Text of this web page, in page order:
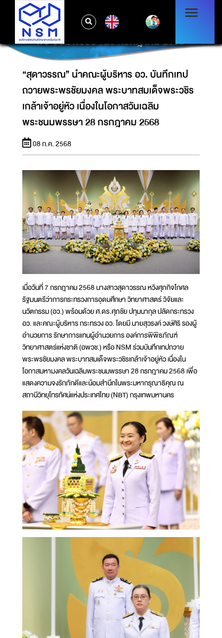
“สุดาวรรณ” นำคณะผู้บริหาร อว. บันทึกเทป
ถวายพระพรชัยมงคล พระบาทสมเด็จพระวชิร
เกล้าเจ้าอยู่หัว เนื่องในโอกาสวันเฉลิม
พระชนมพรรษา 28 กรกฎาคม 2568
“สุดาวรรณ” นำคณะผู้บริหาร อว. บันทึกเทป
ถวายพระพรชัยมงคล พระบาทสมเด็จพระวชิร
เกล้าเจ้าอยู่หัว เนื่องในโอกาสวันเฉลิม
พระชนมพรรษา 28 กรกฎาคม 2568
08 ก.ค. 2568
เมื่อวันที่ 7 กรกฎาคม 2568 นางสาวสุดาวรรณ หวังศุภกิจโกศล
รัฐมนตรีว่าการกระทรวงการอุดมศึกษา วิทยาศาสตร์ วิจัยและ
นวัตกรรม (อว.) พร้อมด้วย ศ.ดร.ศุภชัย ปทุมนากุล ปลัดกระทรวง
อว. และคณะผู้บริหาร กระทรวง อว. โดยมี นายสุวรงค์ วงษ์ศิริ รองผู้
อำนวยการ รักษาการแทนผู้อำนวยการ องค์การพิพิธภัณฑ์
วิทยาศาสตร์แห่งชาติ (อพวช.) หรือ NSM ร่วมบันทึกเทปถวาย
พระพรชัยมงคล พระบาทสมเด็จพระวชิรเกล้าเจ้าอยู่หัว เนื่องใน
โอกาสมหามงคลวันเฉลิมพระชนมพรรษา 28 กรกฎาคม 2568 เพื่อ
แสดงความจงรักภักดีและน้อมสำนึกในพระมหากรุณาธิคุณ ณ
สถานีวิทยุโทรทัศน์แห่งประเทศไทย (NBT) กรุงเทพมหานคร